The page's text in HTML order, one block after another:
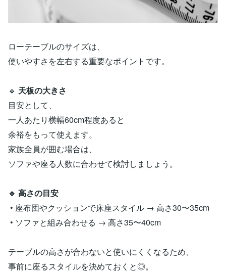
ローテーブルのサイズは、
使いやすさを左右する重要なポイントです。
🔹 天板の大きさ
目安として、
一人あたり横幅60cm程度あると
余裕をもって使えます。
家族全員が囲む場合は、
ソファや座る人数に合わせて検討しましょう。
🔹 高さの目安
• 座布団やクッションで床座スタイル → 高さ30〜35cm
• ソファと組み合わせる → 高さ35〜40cm
テーブルの高さが合わないと使いにくくなるため、
事前に座るスタイルを決めておくと◎。